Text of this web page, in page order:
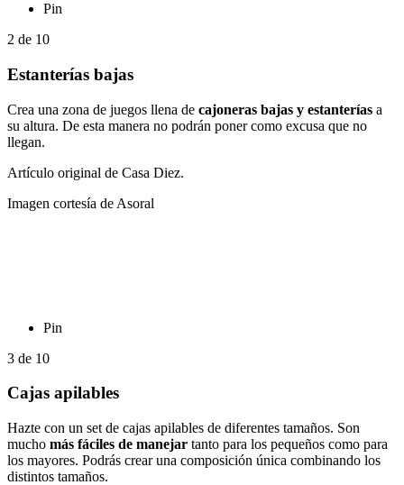
Pin
2 de 10
Estanterías bajas
Crea una zona de juegos llena de cajoneras bajas y estanterías a
su altura. De esta manera no podrán poner como excusa que no
llegan.
Artículo original de Casa Diez.
Imagen cortesía de Asoral
Pin
3 de 10
Cajas apilables
Hazte con un set de cajas apilables de diferentes tamaños. Son
mucho más fáciles de manejar tanto para los pequeños como para
los mayores. Podrás crear una composición única combinando los
distintos tamaños.